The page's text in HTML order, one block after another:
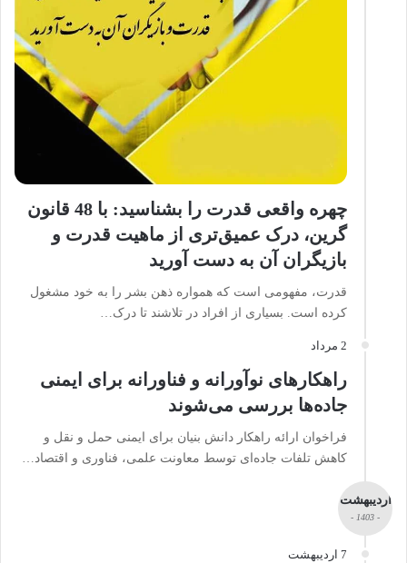
چهره واقعی قدرت را بشناسید: با 48 قانون
گرین، درک عمیق‌تری از ماهیت قدرت و
بازیگران آن به دست آورید
قدرت، مفهومی است که همواره ذهن بشر را به خود مشغول
کرده است. بسیاری از افراد در تلاشند تا درک…
2 مرداد
راهکار‌های نوآورانه و فناورانه برای ایمنی
جاده‌ها بررسی می‌شوند
فراخوان ارائه راهکار دانش بنیان برای ایمنی حمل و نقل و
کاهش تلفات جاده‌ای توسط معاونت علمی، فناوری و اقتصاد…
اردیبهشت
- 1403 -
7 اردیبهشت